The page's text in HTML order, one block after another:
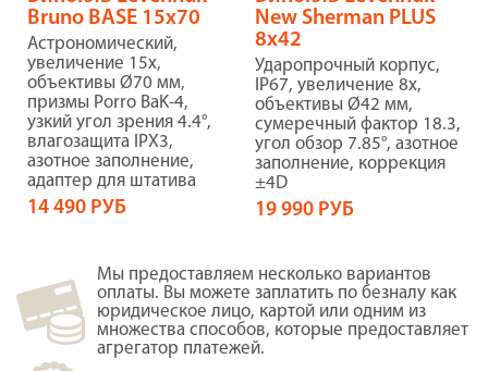
Bruno BASE 15x70
Астрономический,
увеличение 15x,
объективы Ø70 мм,
призмы Porro BaK-4,
узкий угол зрения 4.4°,
влагозащита IPX3,
азотное заполнение,
адаптер для штатива
14 490 РУБ
New Sherman PLUS
8x42
Ударопрочный корпус,
IP67, увеличение 8x,
объективы Ø42 мм,
сумеречный фактор 18.3,
угол обзор 7.85°, азотное
заполнение, коррекция
±4D
19 990 РУБ
Мы предоставляем несколько вариантов
оплаты. Вы можете заплатить по безналу как
юридическое лицо, картой или одним из
множества способов, которые предоставляет
агрегатор платежей.